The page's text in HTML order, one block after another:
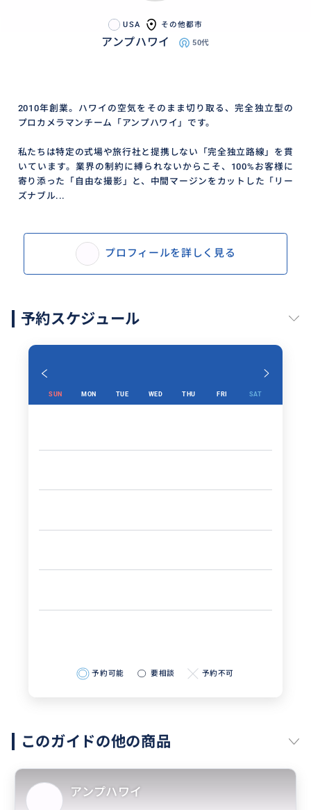
USA その他都市
アンプハワイ 50代
2010年創業。ハワイの空気をそのまま切り取る、完全独立型の
プロカメラマンチーム「アンプハワイ」です。
私たちは特定の式場や旅行社と提携しない「完全独立路線」を貫
いています。業界の制約に縛られないからこそ、100%お客様に
寄り添った「自由な撮影」と、中間マージンをカットした「リー
ズナブル...
プロフィールを詳しく見る
予約スケジュール
SUN MON TUE WED THU FRI SAT
予約可能 要相談 予約不可
このガイドの他の商品
アンプハワイ